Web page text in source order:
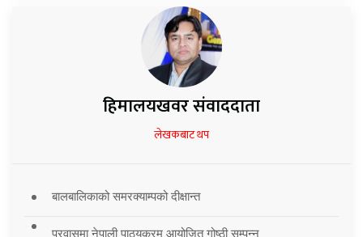
हिमालयखवर संवाददाता
लेखकबाट थप
बालबालिकाको समरक्याम्पको दीक्षान्त
प्रवासमा नेपाली पाठ्यक्रम आयोजित गोष्ठी सम्पन्न